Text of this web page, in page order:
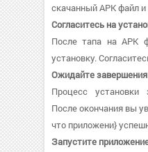
скачанный APK файл и
Согласитесь на
После тапа на APK
установку.
Ожидайте
Процесс установки
После окончания вы
что приложени}
Запустите